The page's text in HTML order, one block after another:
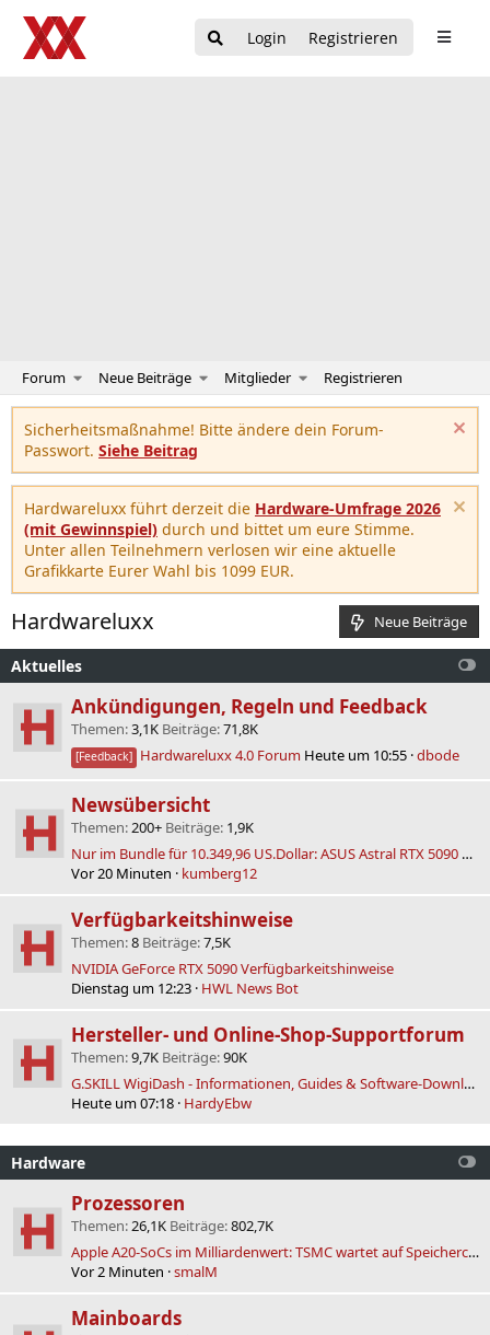
Login Registrieren
Forum Neue Beiträge Mitglieder Registrieren
Sicherheitsmaßnahme! Bitte ändere dein Forum-
Passwort. Siehe Beitrag
Hardwareluxx führt derzeit die Hardware-Umfrage 2026
(mit Gewinnspiel) durch und bittet um eure Stimme.
Unter allen Teilnehmern verlosen wir eine aktuelle
Grafikkarte Eurer Wahl bis 1099 EUR.
Hardwareluxx Neue Beiträge
Aktuelles
Ankündigungen, Regeln und Feedback
Themen 3,1K Beiträge 71,8K
[Feedback] Hardwareluxx 4.0 Forum Heute um 10:55 dbode
Newsübersicht
Themen 200+ Beiträge 1,9K
Nur im Bundle für 10.349,96 US.Dollar: ASUS Astral RTX 5090 Edition 20 wird nicht einzeln verkauft
Vor 20 Minuten
kumberg12
Verfügbarkeitshinweise
Themen 8 Beiträge 7,5K
NVIDIA GeForce RTX 5090 Verfügbarkeitshinweise
Dienstag um 12:23 HWL News Bot
Hersteller- und Online-Shop-Supportforum
Themen 9,7K Beiträge 90K
G.SKILL WigiDash - Informationen, Guides & Software-Downloads (Manager & SDK)
Heute um 07:18 HardyEbw
Hardware
Prozessoren
Themen 26,1K Beiträge 802,7K
Apple A20-SoCs im Milliardenwert: TSMC wartet auf Speicherchips
Vor 2 Minuten smalM
Mainboards